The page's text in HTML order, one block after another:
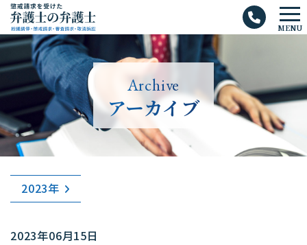
Archive
アーカイブ
2023年
2023年06月15日
メ
MENU